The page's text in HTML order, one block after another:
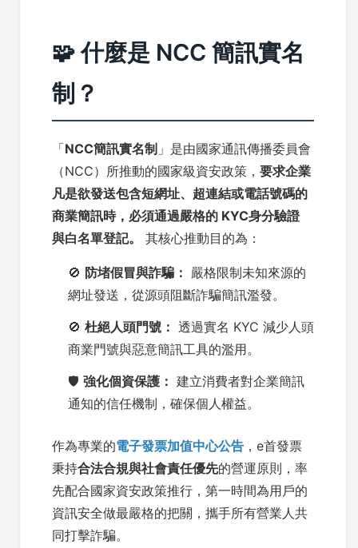
🧩 什麼是 NCC 簡訊實名
制？
「NCC簡訊實名制 」是由國家通訊傳播委員會
（NCC）所推動的國家級資安政策， 要求企業
凡是欲發送包含短網址、超連結或電話號碼的
商業簡訊時，必須通過嚴格的 KYC身分驗證
與白名單登記。
其核心推動目的為：
🚫 防堵假冒與詐騙： 嚴格限制未知來源的
網址發送，從源頭阻斷詐騙簡訊濫發。
🚫 杜絕人頭門號： 透過實名 KYC 減少人頭
商業門號與惡意簡訊工具的濫用。
🛡️ 強化個資保護： 建立消費者對企業簡訊
通知的信任機制，確保個人權益。
作為專業的電子發票加值中心公告 ，e首發票
秉持合法合規與社會責任優先的營運原則，率
先配合國家資安政策推行，第一時間為用戶的
資訊安全做最嚴格的把關，攜手所有營業人共
同打擊詐騙。